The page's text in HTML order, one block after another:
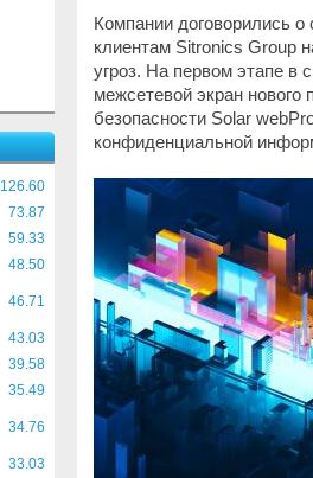
126.60
73.87
59.33
48.50
46.71
43.03
39.58
35.49
34.76
33.03
Компании договорились
клиентам Sitronics Group
угроз. На первом этапе в
межсетевой экран
безопасности Solar
конфиденциальной